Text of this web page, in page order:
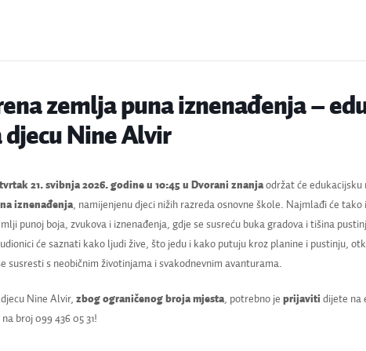
zemlja puna iznenađenja –
djecu Nine Alvir
21. svibnja 2026. godine u 10:45 u Dvorani znanja održat će edukacijsku
iznenađenja , namijenjenu djeci nižih razreda osnovne škole. Najmlađi će
punoj boja, zvukova i iznenađenja, gdje se susreću buka gradova i tišina
će saznati kako ljudi žive, što jedu i kako putuju kroz planine i pustinju,
susresti s neobičnim životinjama i svakodnevnim avanturama.
djecu Nine Alvir,zbog ograničenog broja mjesta , potrebno jeprijaviti dijete na
na broj 099 436 05 31!